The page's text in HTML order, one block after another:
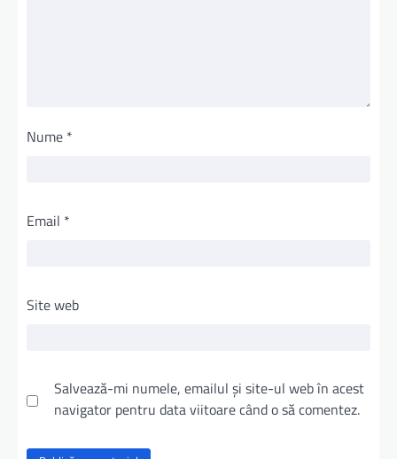
Nume *
Email *
Site web
Salvează-mi numele, emailul și site-ul web în acest
navigator pentru data viitoare când o să comentez.